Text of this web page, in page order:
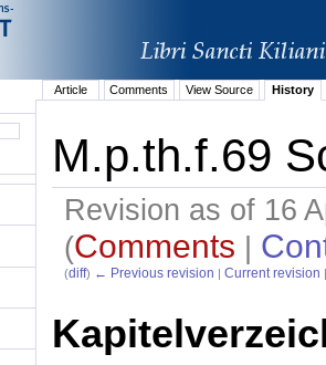
Article Comments View Source History
M.p.th.f.69
Revision as of 16
(Comments |
(diff) ← Previous revision |Current revision